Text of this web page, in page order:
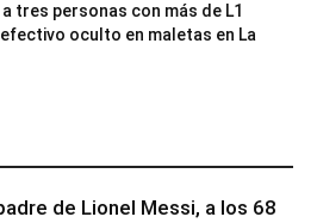
tres personas con más de L1
oculto en maletas en La
de Lionel Messi, a los 68